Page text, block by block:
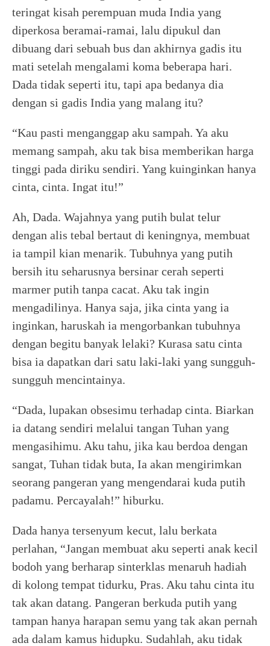
teringat kisah perempuan muda India yang
diperkosa beramai-ramai, lalu dipukul dan
dibuang dari sebuah bus dan akhirnya gadis itu
mati setelah mengalami koma beberapa hari.
Dada tidak seperti itu, tapi apa bedanya dia
dengan si gadis India yang malang itu?
“Kau pasti menganggap aku sampah. Ya aku
memang sampah, aku tak bisa memberikan harga
tinggi pada diriku sendiri. Yang kuinginkan hanya
cinta, cinta. Ingat itu!”
Ah, Dada. Wajahnya yang putih bulat telur
dengan alis tebal bertaut di keningnya, membuat
ia tampil kian menarik. Tubuhnya yang putih
bersih itu seharusnya bersinar cerah seperti
marmer putih tanpa cacat. Aku tak ingin
mengadilinya. Hanya saja, jika cinta yang ia
inginkan, haruskah ia mengorbankan tubuhnya
dengan begitu banyak lelaki? Kurasa satu cinta
bisa ia dapatkan dari satu laki-laki yang sungguh-
sungguh mencintainya.
“Dada, lupakan obsesimu terhadap cinta. Biarkan
ia datang sendiri melalui tangan Tuhan yang
mengasihimu. Aku tahu, jika kau berdoa dengan
sangat, Tuhan tidak buta, Ia akan mengirimkan
seorang pangeran yang mengendarai kuda putih
padamu. Percayalah!” hiburku.
Dada hanya tersenyum kecut, lalu berkata
perlahan, “Jangan membuat aku seperti anak kecil
bodoh yang berharap sinterklas menaruh hadiah
di kolong tempat tidurku, Pras. Aku tahu cinta itu
tak akan datang. Pangeran berkuda putih yang
tampan hanya harapan semu yang tak akan pernah
ada dalam kamus hidupku. Sudahlah, aku tidak